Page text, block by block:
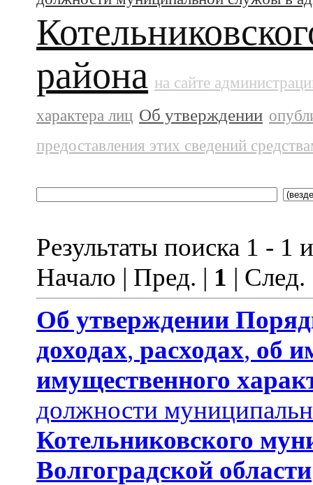
района на сайте
характера лиц Об утверждении
предоставления этих сведений
Результаты поиска 1 - 1
Начало | Пред. | 1 |
Об утверждении
доходах, расходах, об
имущественного
должности
Котельниковского
Волгоградской области